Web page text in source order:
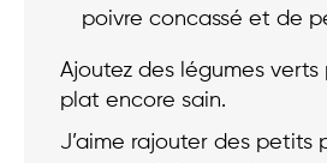
poivre concassé et de
Ajoutez des légumes verts
plat encore sain.
J’aime rajouter des petits